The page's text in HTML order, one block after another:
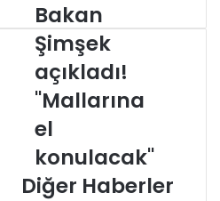
Bakan
Şimşek
açıkladı!
"Mallarına
el
konulacak"
Diğer Haberler